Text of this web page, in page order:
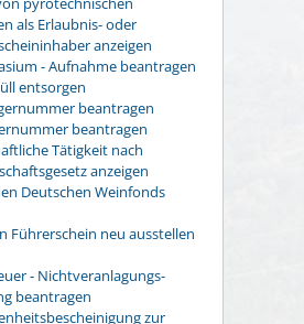
als Erlaubnis- oder
anzeigen
- Aufnahme beantragen
entsorgen
beantragen
beantragen
Tätigkeit nach
anzeigen
Deutschen Weinfonds
Führerschein neu ausstellen
- Nichtveranlagungs-
beantragen
zur